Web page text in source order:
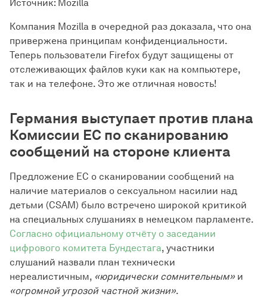
Источник: Mozilla
Компания Mozilla в очередной раз доказала, что она
привержена принципам конфиденциальности.
Теперь пользователи Firefox будут защищены от
отслеживающих файлов куки как на компьютере,
так и на телефоне. Это же отличная новость!
Германия выступает против плана
Комиссии ЕС по сканированию
сообщений на стороне клиента
Предложение ЕС о сканировании сообщений на
наличие материалов о сексуальном насилии над
детьми (CSAM) было встречено широкой критикой
на специальных слушаниях в немецком парламенте.
Согласно официальному отчёту о заседании
цифрового комитета Бундестага, участники
слушаний назвали план технически
нереалистичным, «юридически сомнительным»и
«огромной угрозой частной жизни».